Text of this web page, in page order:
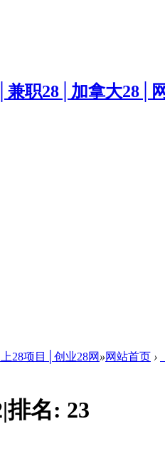
28项目│创业28网 »网站首页 ›
|排名: 23